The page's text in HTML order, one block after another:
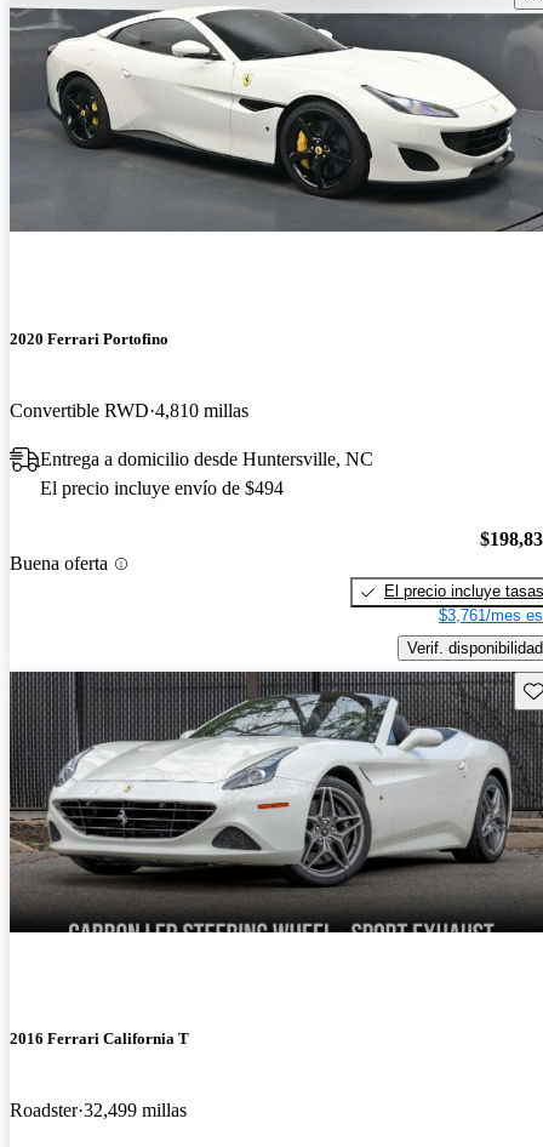
2020 Ferrari Portofino
Convertible RWD 4,810 millas
Entrega a domicilio desde Huntersville, NC
El precio incluye envío de $494
Buena oferta
El precio incluye tasas
$3,761/mes
Verif. disponibilidad
2016 Ferrari California T
Roadster 32,499 millas